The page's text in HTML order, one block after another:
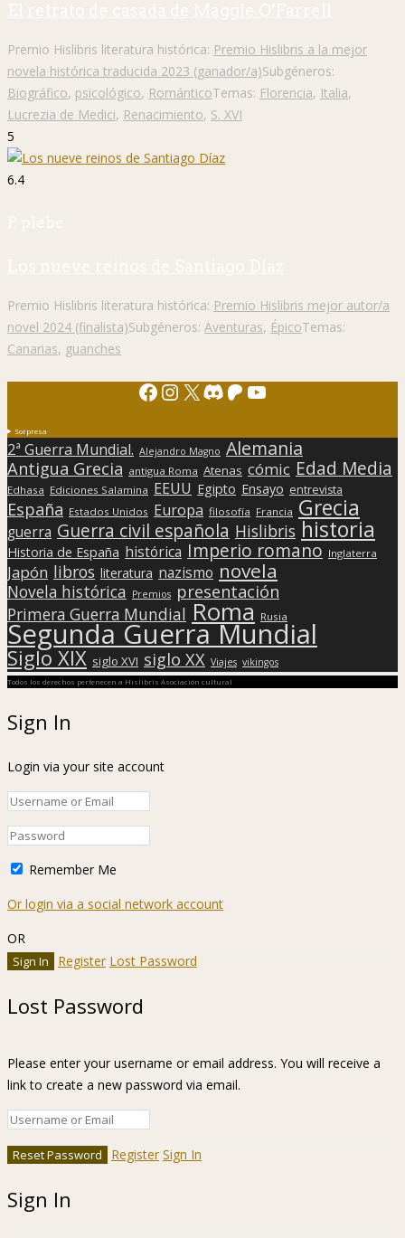
El retrato de casada de Maggie O’Farrell
Premio Hislibris literatura histórica: Premio Hislibris a la mejor
novela histórica traducida 2023 (ganador/a)Subgéneros:
Biográfico, psicológico, RománticoTemas: Florencia, Italia,
Lucrezia de Medici, Renacimiento, S. XVI
5
6.4
P. plebe
Los nueve reinos de Santiago Díaz
Premio Hislibris literatura histórica: Premio Hislibris mejor autor/a
novel 2024 (finalista)Subgéneros: Aventuras, ÉpicoTemas:
Canarias, guanches
Facebook
Instagram
X Discord
Patreon
YouTube
Sorpresa
2ª Guerra Mundial. Alejandro Magno Alemania
Antigua Grecia antigua Roma Atenas cómic Edad Media
Edhasa Ediciones Salamina EEUU Egipto Ensayo entrevista
España Estados Unidos Europa filosofía Francia Grecia
guerra Guerra civil española Hislibris historia
Historia de España histórica Imperio romano Inglaterra
Japón libros literatura nazismo novela
Novela histórica Premios presentación
Primera Guerra Mundial Roma Rusia
Segunda Guerra Mundial
Siglo XIX siglo XVI siglo XX Viajes vikingos
Todos los derechos pertenecen a Hislibris Asociación cultural
Sign In
Login via your site account
Remember Me
Or login via a social network account
OR
Register Lost Password
Lost Password
Please enter your username or email address. You will receive a
link to create a new password via email.
Register Sign In
Sign In